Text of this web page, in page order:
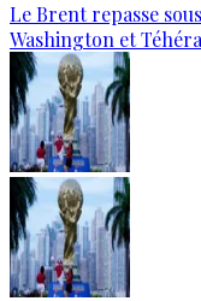
Le Brent repasse
Washington et